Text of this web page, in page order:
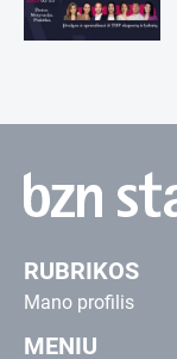
RUBRIKOS
Mano profilis
MENIU